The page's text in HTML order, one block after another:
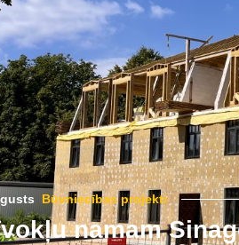
Būvniecības projekti
namam